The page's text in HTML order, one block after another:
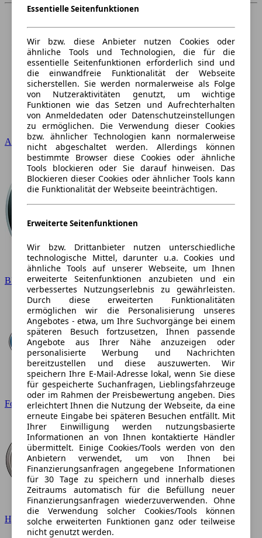
Audi
BMW
Ford
Hyundai
Essentielle Seitenfunktionen
Wir bzw. diese Anbieter nutzen Cookies oder
ähnliche Tools und Technologien, die für die
essentielle Seitenfunktionen erforderlich sind und
die einwandfreie Funktionalität der Webseite
sicherstellen. Sie werden normalerweise als Folge
von Nutzeraktivitäten genutzt, um wichtige
Funktionen wie das Setzen und Aufrechterhalten
von Anmeldedaten oder Datenschutzeinstellungen
zu ermöglichen. Die Verwendung dieser Cookies
bzw. ähnlicher Technologien kann normalerweise
nicht abgeschaltet werden. Allerdings können
bestimmte Browser diese Cookies oder ähnliche
Tools blockieren oder Sie darauf hinweisen. Das
Blockieren dieser Cookies oder ähnlicher Tools kann
die Funktionalität der Webseite beeinträchtigen.
Erweiterte Seitenfunktionen
Wir bzw. Drittanbieter nutzen unterschiedliche
technologische Mittel, darunter u.a. Cookies und
ähnliche Tools auf unserer Webseite, um Ihnen
erweiterte Seitenfunktionen anzubieten und ein
verbessertes Nutzungserlebnis zu gewährleisten.
Durch diese erweiterten Funktionalitäten
ermöglichen wir die Personalisierung unseres
Angebotes - etwa, um Ihre Suchvorgänge bei einem
späteren Besuch fortzusetzen, Ihnen passende
Angebote aus Ihrer Nähe anzuzeigen oder
personalisierte Werbung und Nachrichten
bereitzustellen und diese auszuwerten. Wir
speichern Ihre E-Mail-Adresse lokal, wenn Sie diese
für gespeicherte Suchanfragen, Lieblingsfahrzeuge
oder im Rahmen der Preisbewertung angeben. Dies
erleichtert Ihnen die Nutzung der Webseite, da eine
erneute Eingabe bei späteren Besuchen entfällt. Mit
Ihrer Einwilligung werden nutzungsbasierte
Informationen an von Ihnen kontaktierte Händler
übermittelt. Einige Cookies/Tools werden von den
Anbietern verwendet, um von Ihnen bei
Finanzierungsanfragen angegebene Informationen
für 30 Tage zu speichern und innerhalb dieses
Zeitraums automatisch für die Befüllung neuer
Finanzierungsanfragen wiederzuverwenden. Ohne
die Verwendung solcher Cookies/Tools können
solche erweiterten Funktionen ganz oder teilweise
nicht genutzt werden.